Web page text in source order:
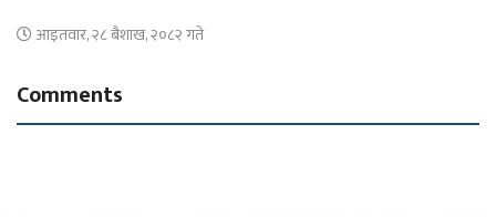
आइतवार, २८ बैशाख, २०८२ गते
Comments